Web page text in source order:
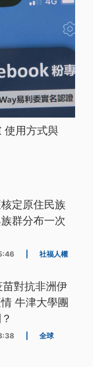
使用方式與
定原住民族
群分布一次
社福人權
對抗非洲伊
牛津大學團
全球